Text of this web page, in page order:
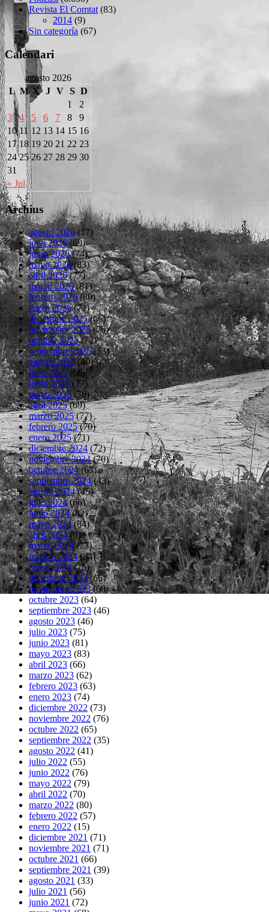
Revista El Comtat(83)
2014 (9)
Sin categoría (67)
Calendari
agosto 2026
L M X J V S D
« Jul
1
2
3
4 5 6 7 8
9
10 11 12 13 14 15 16
17 18 19 20 21 22 23
24 25 26 27 28 29 30
31
Archius
agosto 2026(17)
julio 2026(69)
junio 2026(74)
mayo 2026(83)
abril 2026(77)
marzo 2026(81)
febrero 2026(80)
enero 2026(71)
diciembre 2025(66)
noviembre 2025(76)
octubre 2025(72)
septiembre 2025(53)
agosto 2025(40)
julio 2025 (66)
junio 2025 (77)
mayo 2025(78)
abril 2025(69)
marzo 2025(77)
febrero 2025(70)
enero 2025(71)
diciembre 2024(72)
noviembre 2024(70)
octubre 2024(63)
septiembre 2024(43)
agosto 2024(45)
julio 2024(66)
junio 2024(82)
mayo 2024(84)
abril 2024(81)
marzo 2024(77)
febrero 2024(84)
enero 2024(75)
diciembre 2023(66)
noviembre 2023(68)
octubre 2023 (64)
septiembre 2023 (46)
agosto 2023 (46)
julio 2023 (75)
junio 2023 (81)
mayo 2023 (83)
abril 2023 (66)
marzo 2023 (62)
febrero 2023 (63)
enero 2023 (74)
diciembre 2022 (73)
noviembre 2022 (76)
octubre 2022 (65)
septiembre 2022 (35)
agosto 2022 (41)
julio 2022 (55)
junio 2022 (76)
mayo 2022 (79)
abril 2022 (70)
marzo 2022 (80)
febrero 2022 (57)
enero 2022 (15)
diciembre 2021 (71)
noviembre 2021 (71)
octubre 2021 (66)
septiembre 2021 (39)
agosto 2021 (33)
julio 2021 (56)
junio 2021 (72)